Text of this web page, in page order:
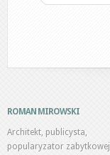
ROMAN MIROWSKI
Architekt, publicysta,
popularyzator zabytkowej